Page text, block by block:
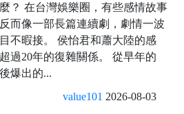
？ 在台灣娛樂圈，有些感情故事
而像一部長篇連續劇，劇情一波
不暇接。 侯怡君和蕭大陸的感
過20年的復雜關係。 從早年的
爆出的...
value101 2026-08-03